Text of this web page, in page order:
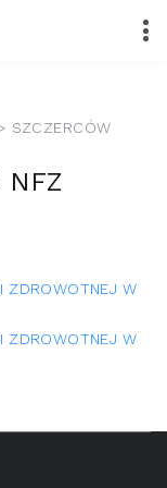
SZCZERCÓW
NFZ
ZDROWOTNEJ W
ZDROWOTNEJ W